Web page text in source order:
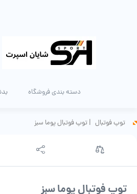
دسته بندی فروشگاه
توپ فوتبال | توپ فوتبال پوما سبز
توپ فوتبال پوما سبز